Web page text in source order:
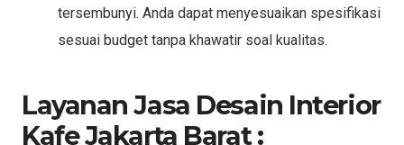
tersembunyi. Anda dapat menyesuaikan spesifikasi
sesuai budget tanpa khawatir soal kualitas.
Layanan Jasa Desain Interior
Kafe Jakarta Barat :